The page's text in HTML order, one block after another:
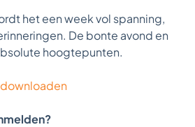
het een week vol spanning,
De bonte avond en
hoogtepunten.